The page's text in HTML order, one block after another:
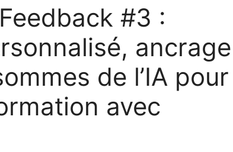
#3 :
ancrage
de l’IA pour
avec